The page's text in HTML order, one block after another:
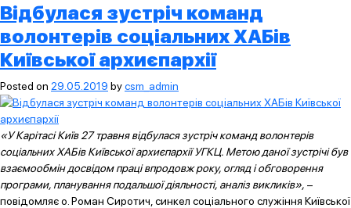
Відбулася зустріч команд
волонтерів соціальних ХАБів
Київської архиєпархії
Posted on 29.05.2019 bycsm_admin
«У Карітасі Київ 27 травня відбулася зустріч команд волонтерів
соціальних ХАБів Київської архиєпархії УГКЦ. Метою даної зустрічі був
взаємообмін досвідом праці впродовж року, огляд і обговорення
програми, планування подальшої діяльності, аналіз викликів», –
повідомляє о. Роман Сиротич, синкел соціального служіння Київської